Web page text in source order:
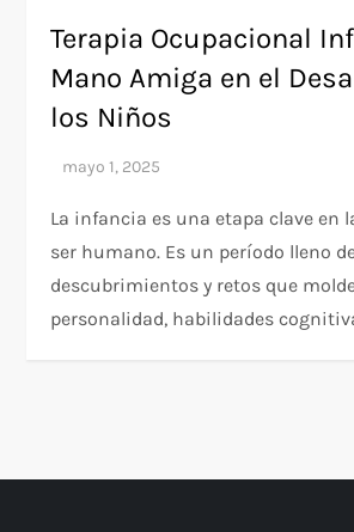
Terapia Ocupacional
Mano Amiga en el
los Niños
La infancia es una etapa clave en
ser humano. Es un período lleno
descubrimientos y retos que
personalidad, habilidades